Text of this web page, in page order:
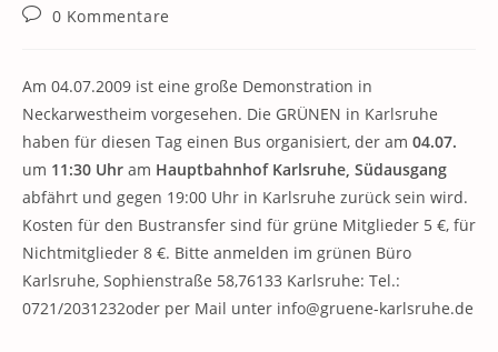
Beitrags-
0 Kommentare
Am 04.07.2009 ist eine große Demonstration in
Neckarwestheim vorgesehen. Die GRÜNEN in Karlsruhe
haben für diesen Tag einen Bus organisiert, der am 04.07.
um 11:30 Uhr am Hauptbahnhof Karlsruhe, Südausgang
abfährt und gegen 19:00 Uhr in Karlsruhe zurück sein wird.
Kosten für den Bustransfer sind für grüne Mitglieder 5 €, für
Nichtmitglieder 8 €. Bitte anmelden im grünen Büro
Karlsruhe, Sophienstraße 58,76133 Karlsruhe: Tel.:
0721/2031232oder per Mail unter info@gruene-karlsruhe.de